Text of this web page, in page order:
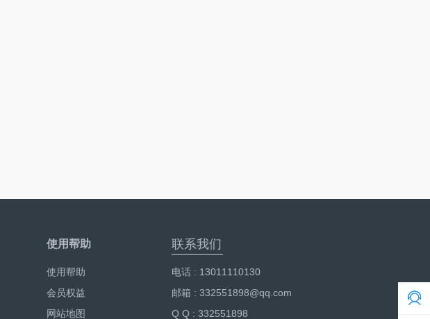
使用帮助
使用帮助
会员权益
网站地图
联系我们
电话 : 13011110130
邮箱 : 332551898@qq.com
Q Q : 332551898